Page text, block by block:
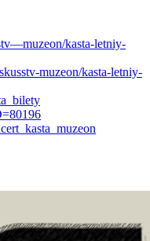
kasta-letniy-
muzeon/kasta-letniy-